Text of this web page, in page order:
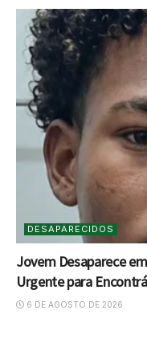
DESAPARECIDOS
Jovem Desaparece
Urgente para
6 DE AGOSTO DE 2026